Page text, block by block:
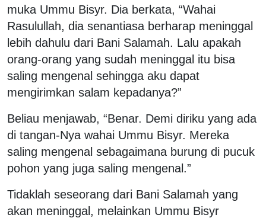
muka Ummu Bisyr. Dia berkata, “Wahai
Rasulullah, dia senantiasa berharap meninggal
lebih dahulu dari Bani Salamah. Lalu apakah
orang-orang yang sudah meninggal itu bisa
saling mengenal sehingga aku dapat
mengirimkan salam kepadanya?”
Beliau menjawab, “Benar. Demi diriku yang ada
di tangan-Nya wahai Ummu Bisyr. Mereka
saling mengenal sebagaimana burung di pucuk
pohon yang juga saling mengenal.”
Tidaklah seseorang dari Bani Salamah yang
akan meninggal, melainkan Ummu Bisyr